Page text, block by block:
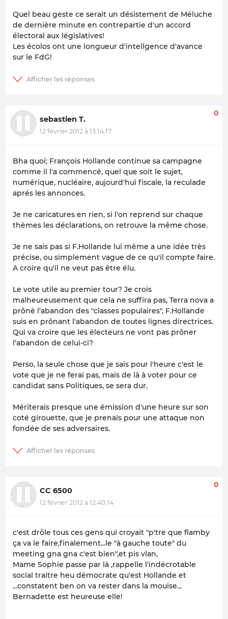
Quel beau geste ce serait un désistement de Méluche
de dernière minute en contrepartie d'un accord
électoral aux législatives!
Les écolos ont une longueur d'intellgence d'avance
sur le FdG!
sebastien T.
12 février 2012 à 13:14:17
0
Bha quoi; François Hollande continue sa campagne
comme il l'a commencé, quel que soit le sujet,
numérique, nucléaire, aujourd'hui fiscale, la reculade
aprés les annonces.
Je ne caricatures en rien, si l'on reprend sur chaque
thèmes les déclarations, on retrouve la même chose.
Je ne sais pas si F.Hollande lui même a une idée très
précise, ou simplement vague de ce qu'il compte faire.
A croire qu'il ne veut pas être élu.
Le vote utile au premier tour? Je crois
malheureusement que cela ne suffira pas, Terra nova a
prôné l'abandon des "classes populaires", F.Hollande
suis en prônant l'abandon de toutes lignes directrices.
Qui va croire que les électeurs ne vont pas prôner
l'abandon de celui-ci?
Perso, la seule chose que je sais pour l'heure c'est le
vote que je ne ferai pas, mais de là à voter pour ce
candidat sans Politiques, se sera dur.
Mériterais presque une émission d'une heure sur son
coté girouette, que je prenais pour une attaque non
fondée de ses adversaires.
CC 6500
12 février 2012 à 12:40:14
0
c'est drôle tous ces gens qui croyait "p'tre que flamby
ça va le faire,finalement...le "à gauche toute" du
meeting gna gna c'est bien",et pis vlan,
Mame Sophie passe par là ,rappelle l'indécrotable
social traitre heu démocrate qu'est Hollande et
...constatent ben on va rester dans la mouise...
Bernadette est heureuse elle!